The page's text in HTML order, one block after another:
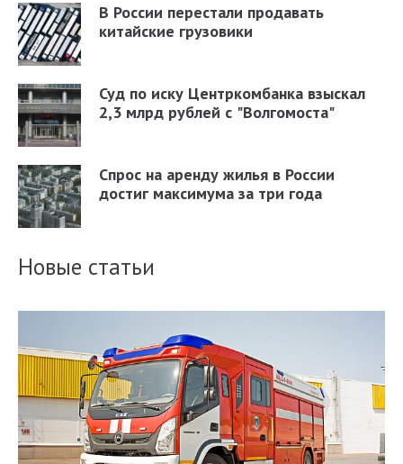
В России перестали продавать
китайские грузовики
Суд по иску Центркомбанка взыскал
2,3 млрд рублей с "Волгомоста"
Спрос на аренду жилья в России
достиг максимума за три года
Новые статьи